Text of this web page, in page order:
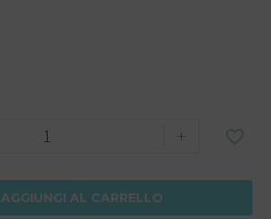
+
AGGIUNGI AL CARRELLO